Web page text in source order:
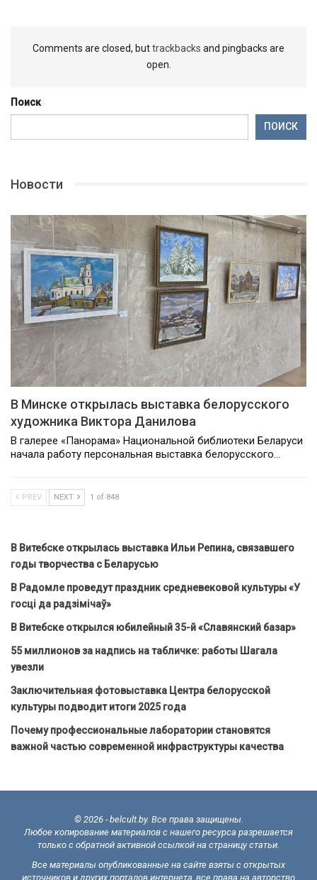
Comments are closed, buttrackbacks and pingbacks are
open.
Поиск
ПОИСК
Новости
В Минске открылась выставка белорусского
художника Виктора Данилова
В галерее «Панорама» Национальной библиотеки Беларуси
начала работу персональная выставка белорусского…
PREV NEXT 1 of 848
В Витебске открылась выставка Ильи Репина, связавшего
годы творчества с Беларусью
В Радомле проведут праздник средневековой культуры «У
госці да радзімічаў»
В Витебске открылся юбилейный 35-й «Славянский базар»
55 миллионов за надпись на табличке: работы Шагала
увезли
Заключительная фотовыставка Центра белорусской
культуры подводит итоги 2025 года
Почему профессиональные лаборатории становятся
важной частью современной инфраструктуры качества
© 2026 - belcult.by. Все права защищены.
Любое копирование материалов с нашего ресурса разрешается
только с обратной активной ссылкой на страницу статьи.
Все материалы опубликованные на сайте взяты с открытых
источников и других порталов интернета, все права на авторство